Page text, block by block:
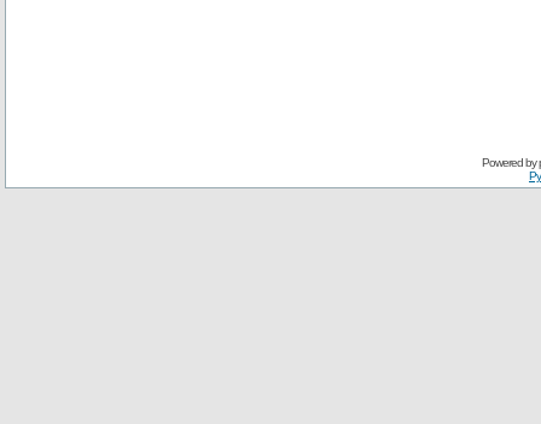
Powered by